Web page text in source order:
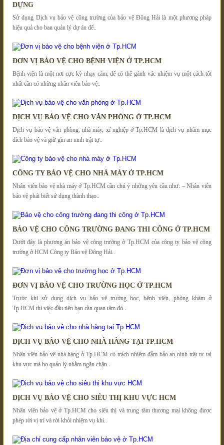
DỰNG
Sử dụng Dịch vụ bảo vệ công trường của bảo vệ Đông Hải là một phương pháp
hiệu quả cho ban quản lý dự án để..
ĐƠN VỊ BẢO VỆ CHO BỆNH VIỆN Ở TP.HCM
Bệnh viện là một nơi cực kỳ nhạy cảm, để có thể gánh vác nhiệm vụ một cách tốt
nhất cần có những nhân viên bảo vệ..
DỊCH VỤ BẢO VỆ CHO VĂN PHÒNG Ở TP.HCM
Dịch vụ bảo vệ văn phòng, nhà máy, xí nghiệp ở Tp.HCM là dịch vụ nhằm mục
đích bảo vệ và giữ gìn an ninh trật tự..
CÔNG TY BẢO VỆ CHO NHÀ MÁY Ở TP.HCM
Nhân viên bảo vệ nhà máy ở Tp.HCM cần chú ý những yêu cầu như: – Nhân viên
bảo vệ phải biết sử dụng thành thạo..
BẢO VỆ CHO CÔNG TRƯỜNG ĐANG THI CÔNG Ở TP.HCM
Dưới đây là phương án bảo vệ công trường ở Tp.HCM của công ty bảo vệ công
trường ở HCM Công ty Bảo vệ Đông Hải..
ĐƠN VỊ BẢO VỆ CHO TRƯỜNG HỌC Ở TP.HCM
Trước khi sử dụng dịch vụ bảo vệ trường học, bệnh viện, phòng khám ở
Tp.HCM thì việc đầu tiên bạn cần quan tâm đó..
DỊCH VỤ BẢO VỆ CHO NHÀ HÀNG TẠI TP.HCM
Nhân viên bảo vệ nhà hàng ở Tp.HCM có trách nhiệm đảm bảo an ninh trật tự tại
khu vực mà họ quản lý nhằm ngăn chặn..
DỊCH VỤ BẢO VỆ CHO SIÊU THỊ KHU VỰC HCM
Nhân viên bảo vệ ở Tp.HCM cho siêu thị và trung tâm thương mại không được
phép rời vị trí và rời khỏi nhiệm vụ khi..